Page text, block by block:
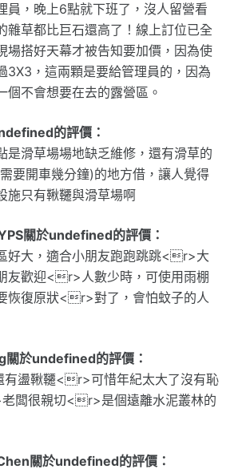
員，晚上6點就下班了，沒人留營看
雜草都比巨石還高了！線上訂位已全
場搭好天幕才被告知要加價，因為使
3X3，這兩顆是要給管理員的，因為
個不會想要在去的露營區。
的評價：
是滑草場場地缺乏維修，還有滑草的
要開車幾分鐘)的地方借，讓人覺得
施只有鞦韆與滑草場啊
關於undefined的評價：
好大，適合小朋友跑跑跳跳<r>大
友歡迎<r>人數少時，可使用雨棚
恢復原狀<r>對了，會怕蚊子的人
於undefined的評價：
盪鞦韆<r>可惜年紀太大了沒有恥
闆很親切<r>是個遠離水泥叢林的
關於undefined的評價：